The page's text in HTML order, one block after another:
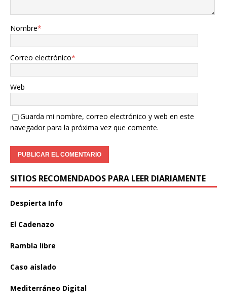
Nombre*
Correo electrónico*
Web
Guarda mi nombre, correo electrónico y web en este
navegador para la próxima vez que comente.
SITIOS RECOMENDADOS PARA LEER DIARIAMENTE
Despierta Info
El Cadenazo
Rambla libre
Caso aislado
Mediterráneo Digital